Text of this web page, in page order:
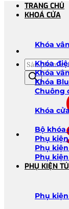
Tìm
kiếm
sản
phẩm
TRANG CHỦ
KHOÁ CỬA
Khóa
Khóa
Khóa
Khóa
Chuông
Khóa
Bộ khóa
Phụ
Phụ
Phụ
PHỤ KIỆN
Phụ